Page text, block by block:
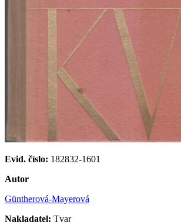
Evid. číslo: 182832-1601
Autor
Güntherová-Mayerová
Nakladatel: Tvar